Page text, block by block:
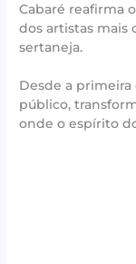
Cabaré reafirma
dos artistas mais
sertaneja.
Desde a
público,
onde o espírito